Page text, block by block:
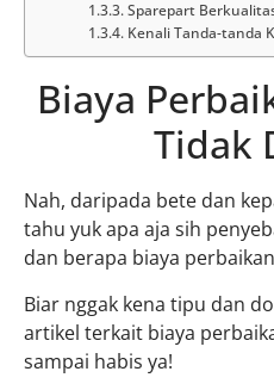
Sparepart
Kenali Tanda-tanda
Biaya
Tidak
Nah, daripada bete dan
tahu yuk apa aja sih
dan berapa biaya
Biar nggak kena tipu dan
artikel terkait biaya
sampai habis ya!